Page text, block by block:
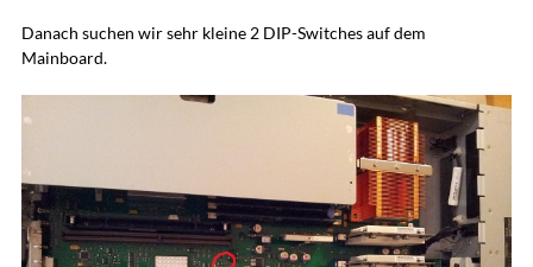
Danach suchen wir sehr kleine 2 DIP-Switches auf dem
Mainboard.